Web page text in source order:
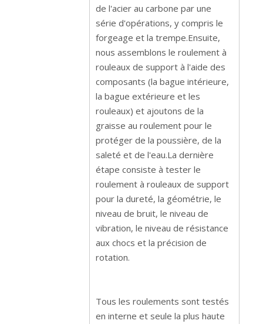
de l'acier au carbone par une
série d'opérations, y compris le
forgeage et la trempe.Ensuite,
nous assemblons le roulement à
rouleaux de support à l'aide des
composants (la bague intérieure,
la bague extérieure et les
rouleaux) et ajoutons de la
graisse au roulement pour le
protéger de la poussière, de la
saleté et de l'eau.La dernière
étape consiste à tester le
roulement à rouleaux de support
pour la dureté, la géométrie, le
niveau de bruit, le niveau de
vibration, le niveau de résistance
aux chocs et la précision de
rotation.
Tous les roulements sont testés
en interne et seule la plus haute